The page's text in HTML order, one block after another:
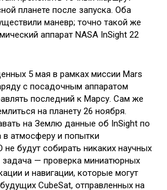
планете после запуска. Оба
маневр; точно такой же
аппарат NASA InSight 22
5 мая в рамках миссии Mars
с посадочным аппаратом
последний к Марсу. Сам же
на планету 26 ноября.
на Землю данные об InSight по
в атмосферу и попытки
не будут собирать никаких научных
задача — проверка миниатюрных
и навигации, которые могут
CubeSat, отправленных на